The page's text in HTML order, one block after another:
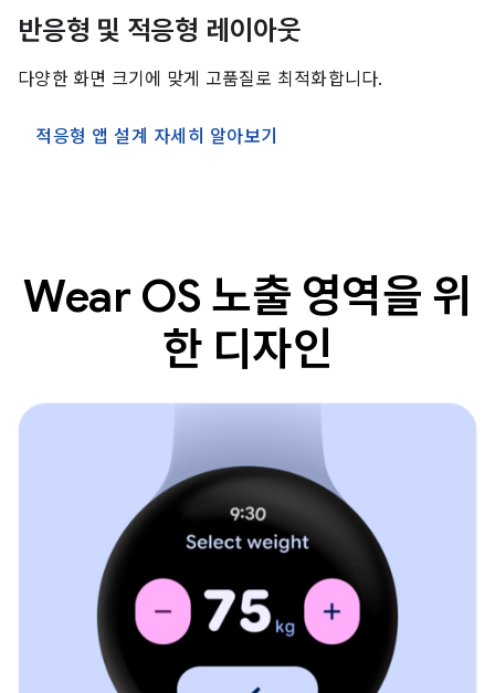
반응형 및 적응형 레이아웃
다양한 화면 크기에 맞게 고품질로 최적화합니다.
적응형 앱 설계 자세히 알아보기
Wear OS 노출 영역을 위
한 디자인